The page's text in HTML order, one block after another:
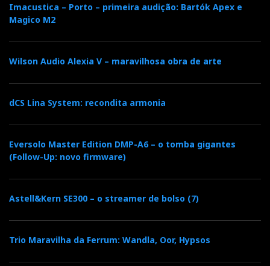
Imacustica – Porto – primeira audição: Bartók Apex e
Magico M2
Wilson Audio Alexia V – maravilhosa obra de arte
dCS Lina System: recondita armonia
Eversolo Master Edition DMP-A6 – o tomba gigantes
(Follow-Up: novo firmware)
Astell&Kern SE300 – o streamer de bolso (7)
Trio Maravilha da Ferrum: Wandla, Oor, Hypsos